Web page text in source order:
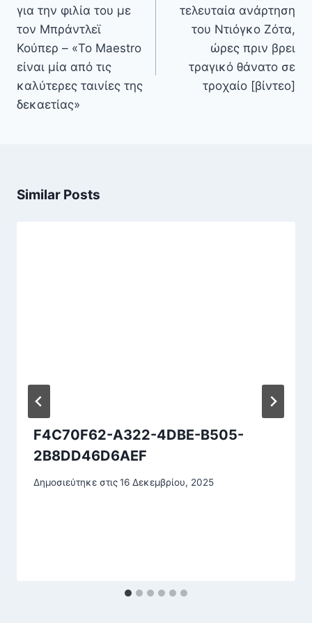
για την φιλία του με
τον Μπράντλεϊ
Κούπερ – «To Maestro
είναι μία από τις
καλύτερες ταινίες της
δεκαετίας»
τελευταία ανάρτηση
του Ντιόγκο Ζότα,
ώρες πριν βρει
τραγικό θάνατο σε
τροχαίο [βίντεο]
Similar Posts
F4C70F62-A322-4DBE-B505-
2B8DD46D6AEF
Δημοσιεύτηκε στις16 Δεκεμβρίου, 2025